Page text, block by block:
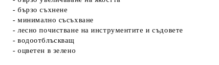
- бързо съхнене
- минимално съсъхване
- лесно почистване на инструментите и съдовете
- водоотблъскващ
- оцветен в зелено